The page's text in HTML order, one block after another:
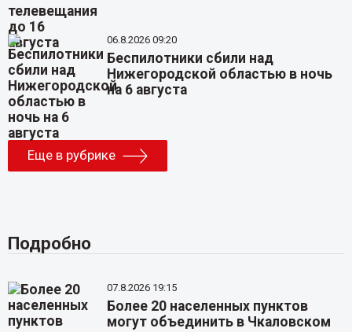
06.8.2026 09:20
Беспилотники сбили над
Нижегородской областью в ночь
на 6 августа
Еще в рубрике
Подробно
07.8.2026 19:15
Более 20 населенных пунктов
могут объединить в Чкаловском